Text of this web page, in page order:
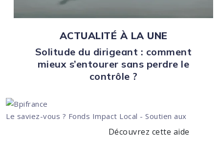
ACTUALITÉ À LA UNE
Solitude du dirigeant : comment
mieux s’entourer sans perdre le
contrôle ?
Le saviez-vous ? Fonds Impact Local - Soutien aux
Découvrez cette aide